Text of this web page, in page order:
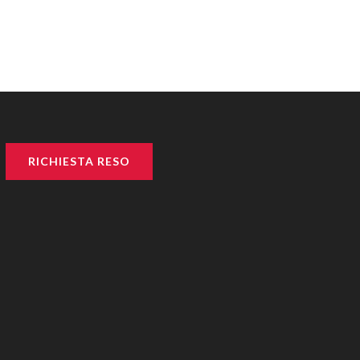
RICHIESTA RESO